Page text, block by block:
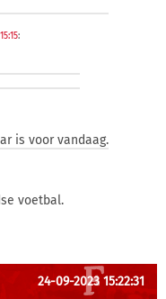
:
is voor vandaag.
voetbal.
24-09-2023 15:22:31